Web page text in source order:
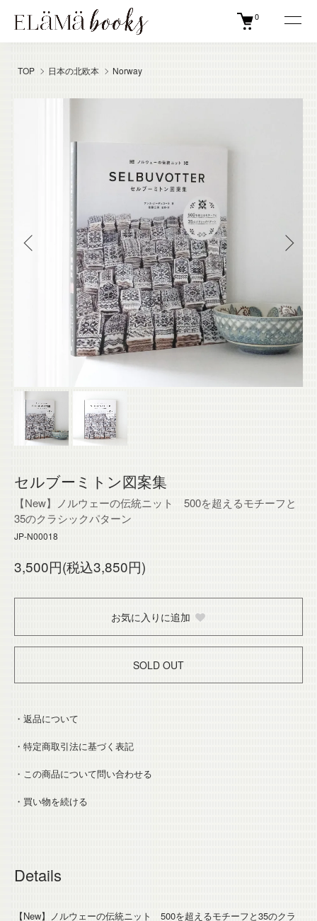
0
TOP 日本の北欧本 Norway
セルブーミトン図案集
【New】ノルウェーの伝統ニット 500を超えるモチーフと
35のクラシックパターン
JP-N00018
3,500円(税込3,850円)
お気に入りに追加
SOLD OUT
・返品について
・特定商取引法に基づく表記
・この商品について問い合わせる
・買い物を続ける
Details
【New】ノルウェーの伝統ニット 500を超えるモチーフと35のクラ